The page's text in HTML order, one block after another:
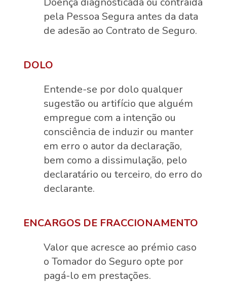
pela Pessoa Segura antes da data
de adesão ao Contrato de Seguro.
DOLO
Entende-se por dolo qualquer
sugestão ou artifício que alguém
empregue com a intenção ou
consciência de induzir ou manter
em erro o autor da declaração,
bem como a dissimulação, pelo
declaratário ou terceiro, do erro do
declarante.
ENCARGOS DE FRACCIONAMENTO
Valor que acresce ao prémio caso
o Tomador do Seguro opte por
pagá-lo em prestações.